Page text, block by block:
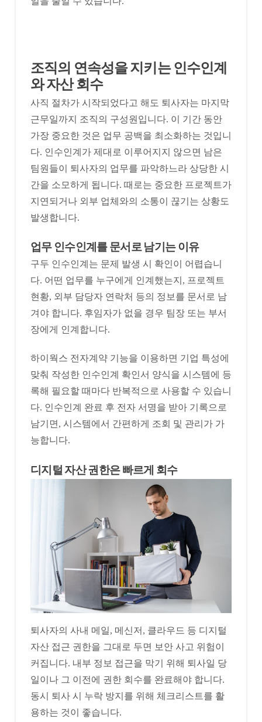
조직의 연속성을 지키는 인수인계
와 자산 회수
사직 절차가 시작되었다고 해도 퇴사자는 마지막
근무일까지 조직의 구성원입니다. 이 기간 동안
가장 중요한 것은 업무 공백을 최소화하는 것입니
다. 인수인계가 제대로 이루어지지 않으면 남은
팀원들이 퇴사자의 업무를 파악하느라 상당한 시
간을 소모하게 됩니다. 때로는 중요한 프로젝트가
지연되거나 외부 업체와의 소통이 끊기는 상황도
발생합니다.
업무 인수인계를 문서로 남기는 이유
구두 인수인계는 문제 발생 시 확인이 어렵습니
다. 어떤 업무를 누구에게 인계했는지, 프로젝트
현황, 외부 담당자 연락처 등의 정보를 문서로 남
겨야 합니다. 후임자가 없을 경우 팀장 또는 부서
장에게 인계합니다.
하이웍스 전자계약 기능을 이용하면 기업 특성에
맞춰 작성한 인수인계 확인서 양식을 시스템에 등
록해 필요할 때마다 반복적으로 사용할 수 있습니
다. 인수인계 완료 후 전자 서명을 받아 기록으로
남기면, 시스템에서 간편하게 조회 및 관리가 가
능합니다.
디지털 자산 권한은 빠르게 회수
퇴사자의 사내 메일, 메신저, 클라우드 등 디지털
자산 접근 권한을 그대로 두면 보안 사고 위험이
커집니다. 내부 정보 접근을 막기 위해 퇴사일 당
일이나 그 이전에 권한 회수를 완료해야 합니다.
동시 퇴사 시 누락 방지를 위해 체크리스트를 활
용하는 것이 좋습니다.